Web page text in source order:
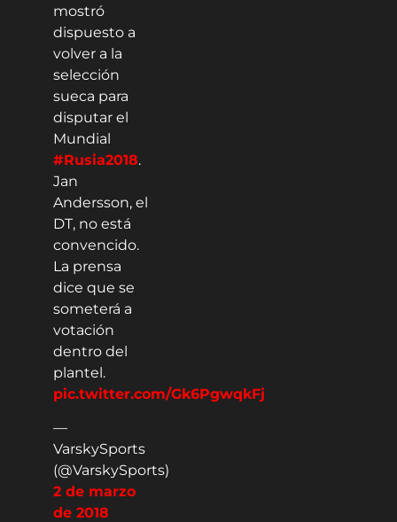
mostró
dispuesto a
volver a la
selección
sueca para
disputar el
Mundial
#Rusia2018.
Jan
Andersson, el
DT, no está
convencido.
La prensa
dice que se
someterá a
votación
dentro del
plantel.
pic.twitter.com/Gk6PgwqkFj
—
VarskySports
(@VarskySports)
2 de marzo
de 2018